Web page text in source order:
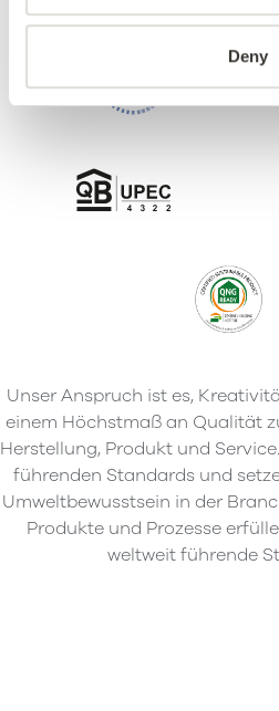
Deny
Unser Anspruch ist es,
einem Höchstmaß an Qualität
Herstellung, Produkt und
führenden Standards und
Umweltbewusstsein in der
Produkte und Prozesse
weltweit führende